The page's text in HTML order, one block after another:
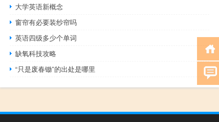
大学英语新概念
窗帘有必要装纱帘吗
英语四级多少个单词
缺氧科技攻略
“只是废春锄”的出处是哪里